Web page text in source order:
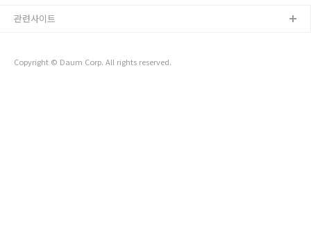
Copyright © Daum Corp. All rights reserved.
관련사이트